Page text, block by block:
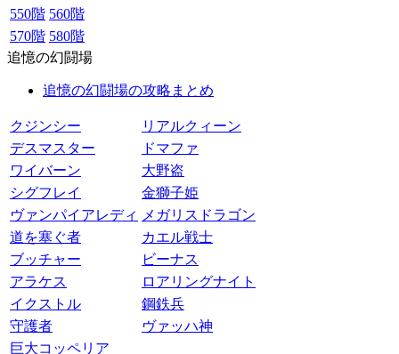
550階 560階
570階 580階
追憶の幻闘場
追憶の幻闘場の攻略まとめ
クジンシー
リアルクィーン
デスマスター
ドマファ
ワイバーン
大野盗
シグフレイ
金獅子姫
ヴァンパイアレディ
メガリスドラゴン
道を塞ぐ者
カエル戦士
ブッチャー
ビーナス
アラケス
ロアリングナイト
イクストル
鋼鉄兵
守護者
ヴァッハ神
巨大コッペリア